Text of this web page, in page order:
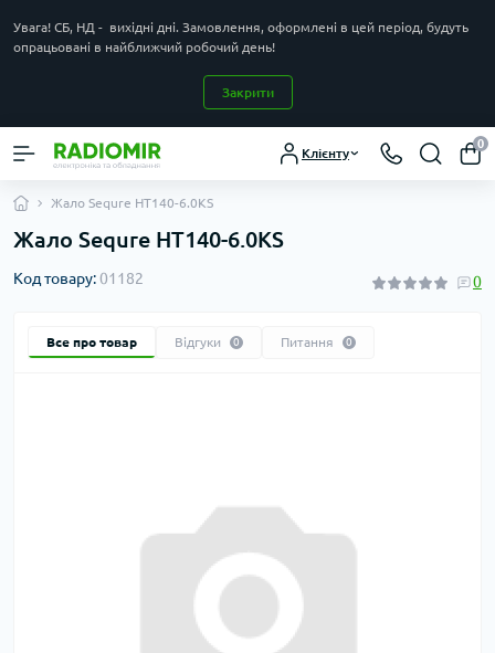
Увага! СБ, НД - вихідні дні. Замовлення, оформлені в цей період, будуть
опрацьовані в найближчий робочий день!
Закрити
Клієнту
0
Жало Sequre HT140-6.0KS
Жало Sequre HT140-6.0KS
Код товару:01182 0
Все про товар Відгуки 0 Питання 0